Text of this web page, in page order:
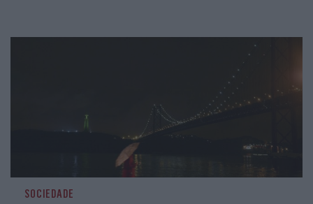
SOCIEDADE